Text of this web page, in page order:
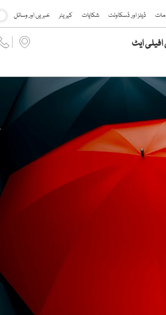
ڈیلز اور ڈسکاونٹ شکایات کیریئر خبریں اور وسائل
افیلی ایٹ